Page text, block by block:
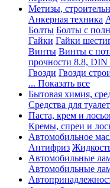
Метизы,
Анкерная техника
Болты Болты с
Гайки Гайки
Винты Винты с
прочности 8.8, DIN
Гвозди Гвозди
... Показать все
Бытовая химия,
Средства для
Паста, крем и
Кремы, спреи и
Автомобильное
Антифриз
Автомобильные
Автомобильные